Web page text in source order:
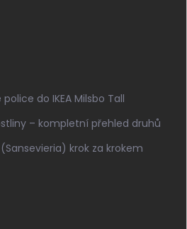
do IKEA Milsbo Tall
– kompletní přehled druhů
krok za krokem